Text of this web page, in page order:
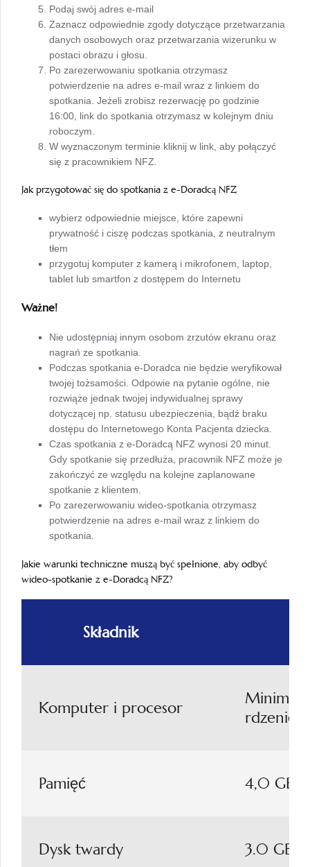
Podaj swój adres e-mail
Zaznacz odpowiednie zgody dotyczące przetwarzania
danych osobowych oraz przetwarzania wizerunku w
postaci obrazu i głosu.
Po zarezerwowaniu spotkania otrzymasz
potwierdzenie na adres e-mail wraz z linkiem do
spotkania. Jeżeli zrobisz rezerwację po godzinie
16:00, link do spotkania otrzymasz w kolejnym dniu
roboczym.
W wyznaczonym terminie kliknij w link, aby połączyć
się z pracownikiem NFZ.
Jak przygotować się do spotkania z e-Doradcą NFZ
wybierz odpowiednie miejsce, które zapewni
prywatność i ciszę podczas spotkania, z neutralnym
tłem
przygotuj komputer z kamerą i mikrofonem, laptop,
tablet lub smartfon z dostępem do Internetu
Ważne!
Nie udostępniaj innym osobom zrzutów ekranu oraz
nagrań ze spotkania.
Podczas spotkania e-Doradca nie będzie weryfikował
twojej tożsamości. Odpowie na pytanie ogólne, nie
rozwiąże jednak twojej indywidualnej sprawy
dotyczącej np. statusu ubezpieczenia, bądź braku
dostępu do Internetowego Konta Pacjenta dziecka.
Czas spotkania z e-Doradcą NFZ wynosi 20 minut.
Gdy spotkanie się przedłuża, pracownik NFZ może je
zakończyć ze względu na kolejne zaplanowane
spotkanie z klientem.
Po zarezerwowaniu wideo-spotkania otrzymasz
potwierdzenie na adres e-mail wraz z linkiem do
spotkania.
Jakie warunki techniczne muszą być spełnione, aby odbyć
wideo-spotkanie z e-Doradcą NFZ?
Składnik
Komputer i procesor
Minimum
rdzenie
Pamięć 4,0 GB
Dysk twardy 3.0 GB